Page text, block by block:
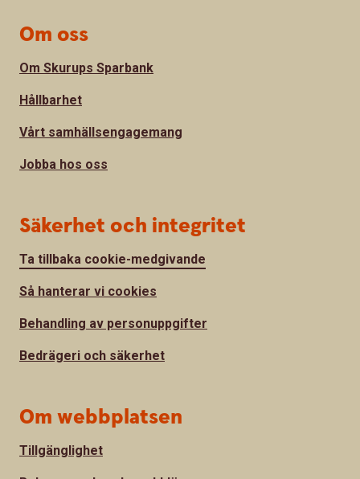
Om oss
Om Skurups Sparbank
Hållbarhet
Vårt samhällsengagemang
Jobba hos oss
Säkerhet och integritet
Ta tillbaka cookie-medgivande
Så hanterar vi cookies
Behandling av personuppgifter
Bedrägeri och säkerhet
Om webbplatsen
Tillgänglighet